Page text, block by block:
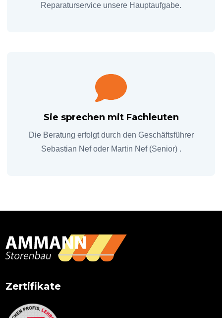
Reparaturservice unsere Hauptaufgabe.
Sie sprechen mit Fachleuten
Die Beratung erfolgt durch den Geschäftsführer
Sebastian Nef oder Martin Nef (Senior) .
Zertifikate